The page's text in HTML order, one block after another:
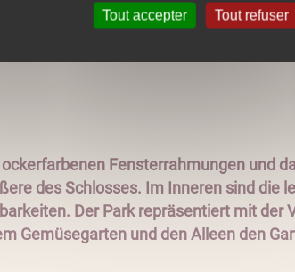
Fensterrahmungen und
des Schlosses. Im Inneren sind die
Der Park repräsentiert mit der
Gemüsegarten und den Alleen den
Tout accepter Tout refuser